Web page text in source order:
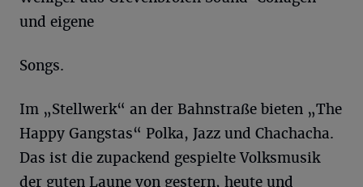
und eigene
Songs.
Im „Stellwerk“ an der Bahnstraße bieten „The
Happy Gangstas“ Polka, Jazz und Chachacha.
Das ist die zupackend gespielte Volksmusik
der guten Laune von gestern, heute und